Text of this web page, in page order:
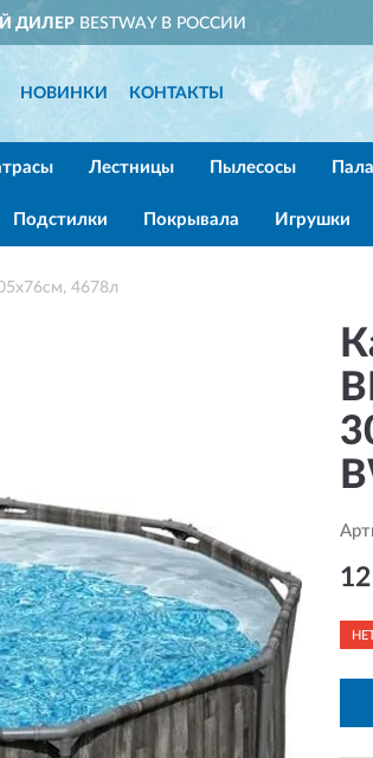
ДОСТАВИМПО ВСЕЙ РОССИИ
НОВИНКИ КОНТАКТЫ
Лестницы Пылесосы
Подстилки Покрывала Игрушки
4678л